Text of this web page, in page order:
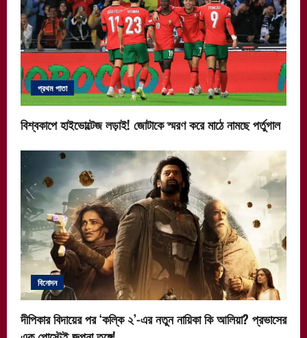
প্রথম পাতা
বিশ্বকাপে হাইভোল্টেজ লড়াই! জোটাকে স্মরণ করে মাঠে নামছে পর্তুগাল
বিনোদন
দীপিকার বিদায়ের পর ‘কল্কি ২’-এর নতুন নায়িকা কি আলিয়া? প্রভাসের